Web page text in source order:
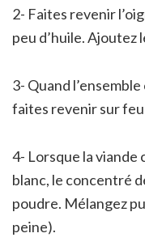
2- Faites revenir
peu d’huile. Ajoutez
3- Quand
faites revenir sur feu
4- Lorsque la viande
blanc, le concentré
poudre. Mélangez
peine).